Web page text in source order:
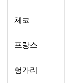
체코
프랑스
헝가리